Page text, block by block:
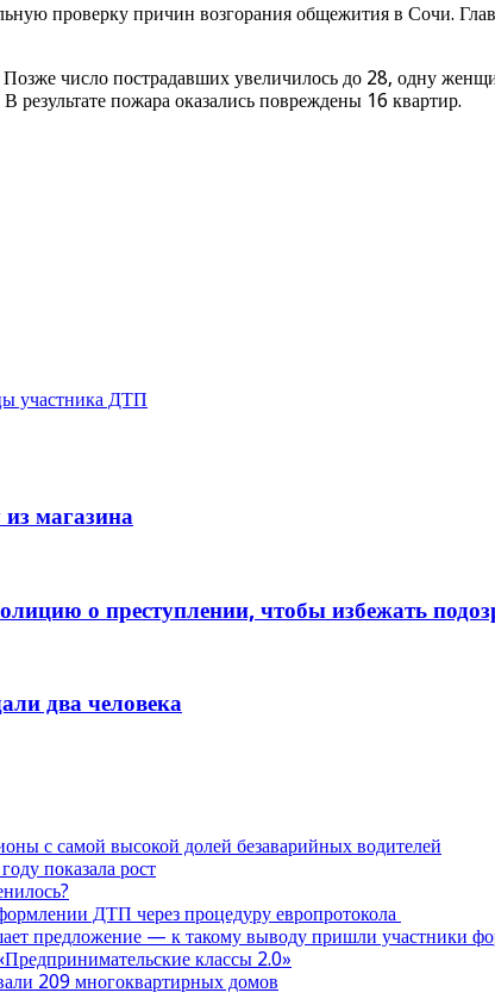
проверку причин возгорания общежития в Сочи.
число пострадавших увеличилось до 28, одну
пожара оказались повреждены 16 квартир.
участника ДТП
магазина
о преступлении, чтобы избежать
два человека
с самой высокой долей безаварийных водителей
показала рост
ДТП через процедуру европротокола
предложение — к такому выводу пришли участники
классы 2.0»
209 многоквартирных домов